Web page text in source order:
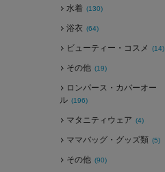
水着 (130)
浴衣 (64)
ビューティー・コスメ (14)
その他 (19)
ロンパース・カバーオー
ル (196)
マタニティウェア (4)
ママバッグ・グッズ類 (5)
その他 (90)